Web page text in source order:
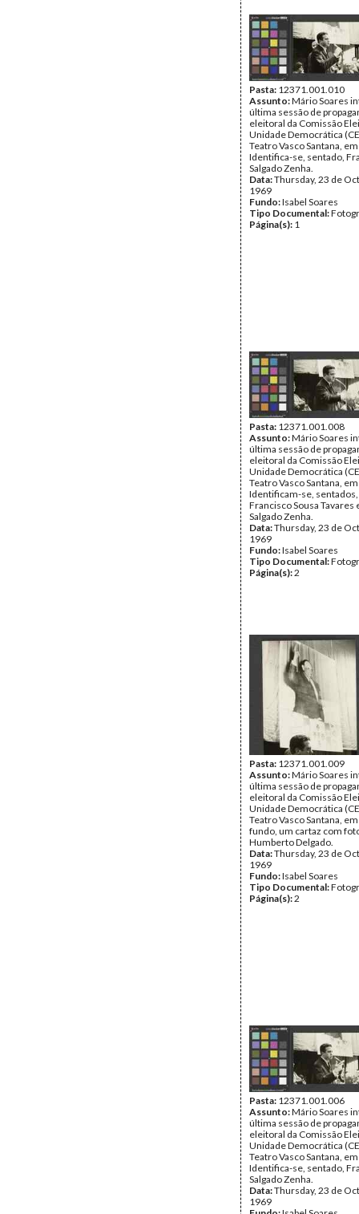
Pasta: 12371.001.010
Assunto:Mário Soares
última sessão de
eleitoral da Comissão
Unidade Democrática
Teatro Vasco Santana,
Identifica-se, sentado,
Salgado Zenha.
Data:Thursday, 23 de
1969
Fundo:Isabel Soares
Tipo Documental:
Página(s): 1
Pasta: 12371.001.008
Assunto:Mário Soares
última sessão de
eleitoral da Comissão
Unidade Democrática
Teatro Vasco Santana,
Identificam-se,
Francisco Sousa Tavares
Salgado Zenha.
Data:Thursday, 23 de
1969
Fundo:Isabel Soares
Tipo Documental:
Página(s):2
Pasta: 12371.001.009
Assunto:Mário Soares
última sessão de
eleitoral da Comissão
Unidade Democrática
Teatro Vasco Santana,
fundo, um cartaz com
Humberto Delgado.
Data:Thursday, 23 de
1969
Fundo:Isabel Soares
Tipo Documental:
Página(s):2
Pasta: 12371.001.006
Assunto:Mário Soares
última sessão de
eleitoral da Comissão
Unidade Democrática
Teatro Vasco Santana,
Identifica-se, sentado,
Salgado Zenha.
Data:Thursday, 23 de
1969